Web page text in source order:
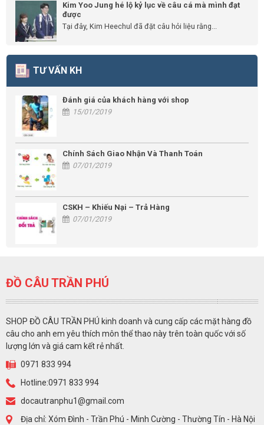
Kim Yoo Jung hé lộ kỷ lục về câu cá mà mình đạt
được
Tại đây, Kim Heechul đã đặt câu hỏi liệu rằng...
TƯ VẤN KH
Đánh giá của khách hàng với shop
15/01/2019
Chính Sách Giao Nhận Và Thanh Toán
07/01/2019
CSKH – Khiếu Nại – Trả Hàng
07/01/2019
ĐỒ CÂU TRẦN PHÚ
SHOP ĐỒ CÂU TRẦN PHÚ kinh doanh và cung cấp các mặt hàng đồ
câu cho anh em yêu thích môn thể thao này trên toàn quốc với số
lượng lớn và giá cam kết rẻ nhất.
0971 833 994
Hotline:0971 833 994
docautranphu1@gmail.com
Địa chỉ: Xóm Đình - Trần Phú - Minh Cường - Thường Tín - Hà Nội